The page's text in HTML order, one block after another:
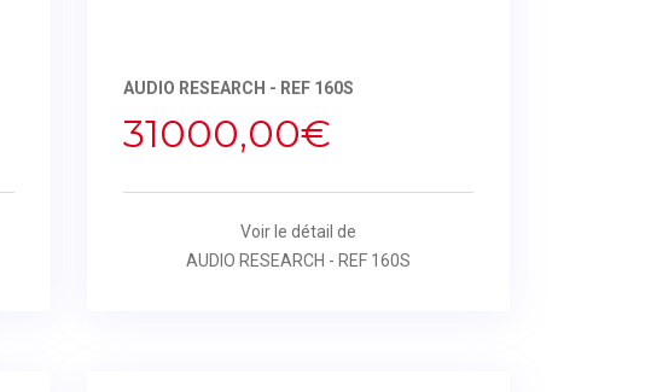
AUDIO RESEARCH - REF 160S
31000,00€
Voir le détail de
AUDIO RESEARCH - REF 160S